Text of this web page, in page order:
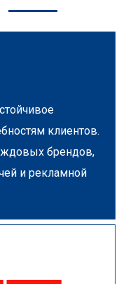
клиентов.
брендов,
и рекламной